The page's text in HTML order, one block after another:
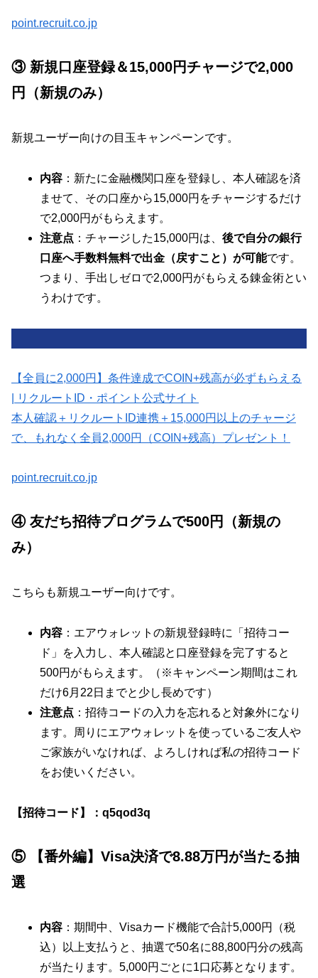
point.recruit.co.jp
③ 新規口座登録＆15,000円チャージで2,000
円（新規のみ）
新規ユーザー向けの目玉キャンペーンです。
内容 ：新たに金融機関口座を登録し、本人確認を済
ませて、その口座から15,000円をチャージするだけ
で2,000円がもらえます。
注意点 ：チャージした15,000円は、 後で自分の銀行
口座へ手数料無料で出金（戻すこと）が可能です。
つまり、手出しゼロで2,000円がもらえる錬金術とい
うわけです。
【全員に2,000円】条件達成でCOIN+残高が必ずもらえる
| リクルートID・ポイント公式サイト
本人確認＋リクルートID連携＋15,000円以上のチャージ
で、もれなく全員2,000円（COIN+残高）プレゼント！
point.recruit.co.jp
④ 友だち招待プログラムで500円（新規の
み）
こちらも新規ユーザー向けです。
内容 ：エアウォレットの新規登録時に「招待コー
ド」を入力し、本人確認と口座登録を完了すると
500円がもらえます。（※キャンペーン期間はこれ
だけ6月22日までと少し長めです）
注意点 ：招待コードの入力を忘れると対象外になり
ます。周りにエアウォレットを使っているご友人や
ご家族がいなければ、よろしければ私の招待コード
をお使いください。
【招待コード】：q5qod3q
⑤ 【番外編】Visa決済で8.88万円が当たる抽
選
内容 ：期間中、Visaカード機能で合計5,000円（税
込）以上支払うと、抽選で50名に88,800円分の残高
が当たります。5,000円ごとに1口応募となります。